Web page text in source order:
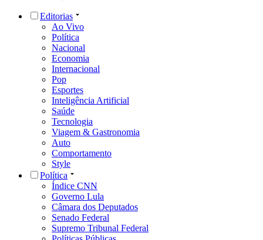
Editorias
Ao Vivo
Política
Nacional
Economia
Internacional
Pop
Esportes
Inteligência Artificial
Saúde
Tecnologia
Viagem & Gastronomia
Auto
Comportamento
Style
Política
Índice CNN
Governo Lula
Câmara dos Deputados
Senado Federal
Supremo Tribunal Federal